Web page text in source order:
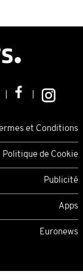
et Conditions
Politique de Cookie
Publicité
Apps
Euronews